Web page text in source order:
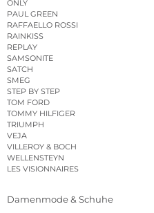
ONLY
PAUL GREEN
RAFFAELLO ROSSI
RAINKISS
REPLAY
SAMSONITE
SATCH
SMEG
STEP BY STEP
TOM FORD
TOMMY HILFIGER
TRIUMPH
VEJA
VILLEROY & BOCH
WELLENSTEYN
LES VISIONNAIRES
Damenmode & Schuhe